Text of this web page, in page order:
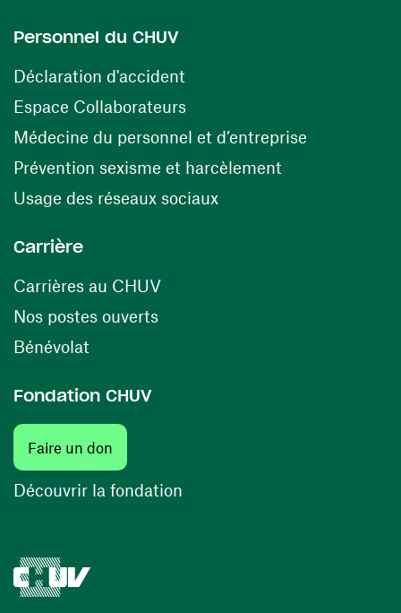
Personnel du CHUV
Déclaration d'accident
Espace Collaborateurs(ouvre une nouvelle fenêtre)
Médecine du personnel et d’entreprise
Prévention sexisme et harcèlement
Usage des réseaux sociaux(ouvre une nouvelle
Carrière
Carrières au CHUV(ouvre une nouvelle fenêtre)
Nos postes ouverts(ouvre une nouvelle fenêtre)
Bénévolat
Fondation CHUV
Faire un don
Découvrir la fondation